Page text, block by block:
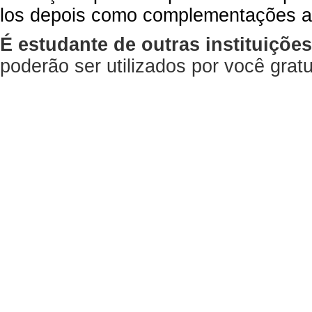
los depois como complementações
É estudante de outras
poderão ser utilizados por você